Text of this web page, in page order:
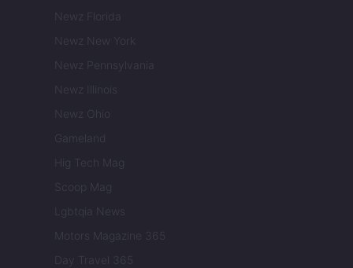
Newz Florida
Newz New York
Newz Pennsylvania
Newz Illinois
Newz Ohio
Gameland
Hig Tech Mag
Scoop Mag
Lgbtqia News
Motors Magazine 365
Day Travel 365